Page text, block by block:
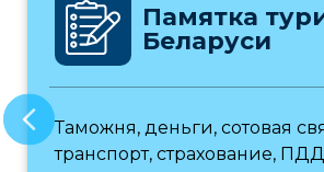
Памятка
Беларуси
Таможня, деньги, сотовая
транспорт, страхование,